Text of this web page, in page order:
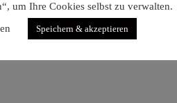
um Ihre Cookies selbst zu verwalten.
Speichern & akzeptieren